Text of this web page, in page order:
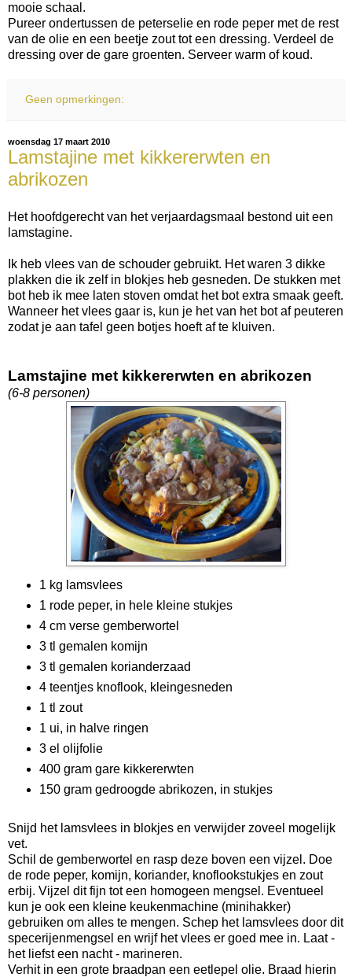
mooie schaal.
Pureer ondertussen de peterselie en rode peper met de rest
van de olie en een beetje zout tot een dressing. Verdeel de
dressing over de gare groenten. Serveer warm of koud.
Geen opmerkingen:
woensdag 17 maart 2010
Lamstajine met kikkererwten en
abrikozen
Het hoofdgerecht van het verjaardagsmaal bestond uit een
lamstagine.
Ik heb vlees van de schouder gebruikt. Het waren 3 dikke
plakken die ik zelf in blokjes heb gesneden. De stukken met
bot heb ik mee laten stoven omdat het bot extra smaak geeft.
Wanneer het vlees gaar is, kun je het van het bot af peuteren
zodat je aan tafel geen botjes hoeft af te kluiven.
Lamstajine met kikkererwten en abrikozen
(6-8 personen)
1 kg lamsvlees
1 rode peper, in hele kleine stukjes
4 cm verse gemberwortel
3 tl gemalen komijn
3 tl gemalen korianderzaad
4 teentjes knoflook, kleingesneden
1 tl zout
1 ui, in halve ringen
3 el olijfolie
400 gram gare kikkererwten
150 gram gedroogde abrikozen, in stukjes
Snijd het lamsvlees in blokjes en verwijder zoveel mogelijk
vet.
Schil de gemberwortel en rasp deze boven een vijzel. Doe
de rode peper, komijn, koriander, knoflookstukjes en zout
erbij. Vijzel dit fijn tot een homogeen mengsel. Eventueel
kun je ook een kleine keukenmachine (minihakker)
gebruiken om alles te mengen. Schep het lamsvlees door dit
specerijenmengsel en wrijf het vlees er goed mee in. Laat -
het liefst een nacht - marineren.
Verhit in een grote braadpan een eetlepel olie. Braad hierin